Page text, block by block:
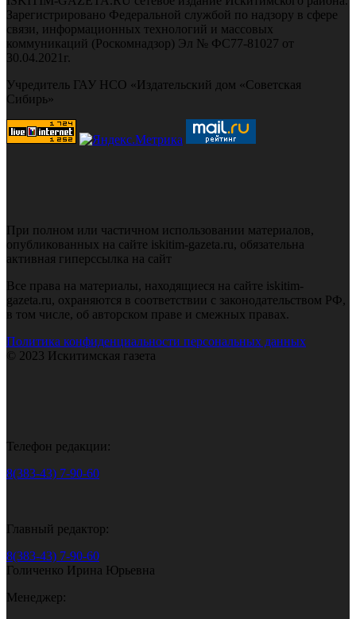
Зарегистрировано Федеральной службой по надзору в сфере
связи, информационных технологий и массовых
коммуникаций (Роскомнадзор) Эл № ФС77-81027 от
30.04.2021г.
Учредитель ГАУ НСО «Издательский дом «Советская
Сибирь»
При полном или частичном использовании материалов,
опубликованных на сайте iskitim-gazeta.ru, обязательна
активная гиперссылка на сайт
Все права на материалы, находящиеся на сайте iskitim-
gazeta.ru, охраняются в соответствии с законодательством РФ,
в том числе, об авторском праве и смежных правах.
Политика конфиденциальности персональных данных
© 2023 Искитимская газета
Телефон редакции:
8(383-43) 7-90-60
Главный редактор:
8(383-43) 7-90-60
Голиченко Ирина Юрьевна
Менеджер: